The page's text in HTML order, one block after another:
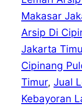
Makasar
Arsip Di
Jakarta
Cipinang
Timur, Jual
Kebayoran